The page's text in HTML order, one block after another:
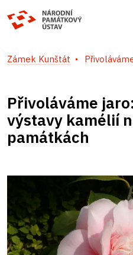
Zámek Kunštát
Přivoláváme
výstavy kamélií
památkách